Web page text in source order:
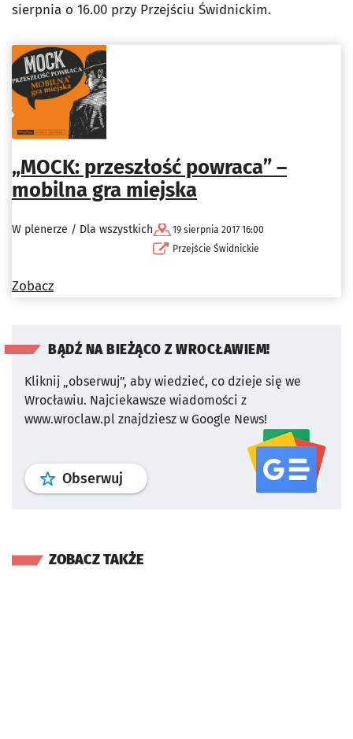
sierpnia o 16.00 przy Przejściu Świdnickim.
„MOCK: przeszłość powraca” –
mobilna gra miejska
W plenerze / Dla wszystkich
19 sierpnia 2017 16:00
Przejście Świdnickie
Zobacz
BĄDŹ NA BIEŻĄCO Z WROCŁAWIEM!
Kliknij „obserwuj”, aby wiedzieć, co dzieje się we
Wrocławiu. Najciekawsze wiadomości z
www.wroclaw.pl znajdziesz w Google News!
Obserwuj profil serwisu
ZOBACZ TAKŻE